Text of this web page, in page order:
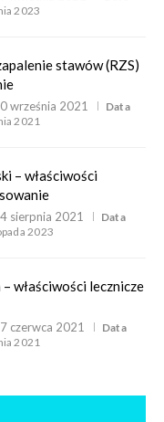
2023
stawów (RZS)
września 2021
Data
2021
– właściwości
sierpnia 2021
Data
2023
– właściwości lecznicze
czerwca 2021
Data
2021